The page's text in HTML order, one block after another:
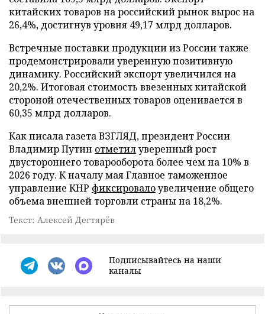
китайских товаров на российский рынок вырос на
26,4%, достигнув уровня 49,17 млрд долларов.
Встречные поставки продукции из России также
продемонстрировали уверенную позитивную
динамику. Российский экспорт увеличился на
20,2%. Итоговая стоимость ввезенных китайской
стороной отечественных товаров оценивается в
60,35 млрд долларов.
Как писала газета ВЗГЛЯД, президент России
Владимир Путин отметилуверенный рост
двустороннего товарооборота более чем на 10% в
2026 году. К началу мая Главное таможенное
управление КНР фиксировалоувеличение общего
объема внешней торговли страны на 18,2%.
Текст: Алексей Дегтярёв
Подписывайтесь на наши
каналы